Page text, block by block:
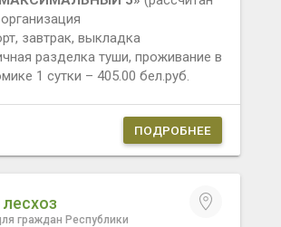
завтрак, выкладка
разделка туши, проживание в
1 сутки – 405.00 бел.руб.
ПОДРОБНЕЕ
граждан Республики